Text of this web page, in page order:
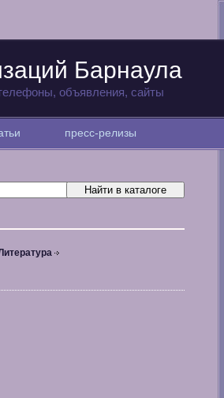
Барнаула
объявления, сайты
пресс-релизы